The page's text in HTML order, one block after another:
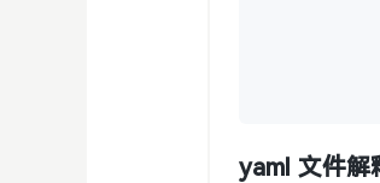
yaml 文件解